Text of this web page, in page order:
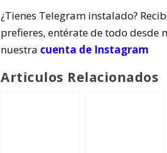
¿Tienes Telegram instalado?
prefieres, entérate de todo desde
nuestra cuenta de Instagram
Articulos Relacionados